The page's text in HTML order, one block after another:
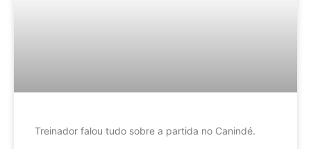
Treinador falou tudo sobre a partida no Canindé.